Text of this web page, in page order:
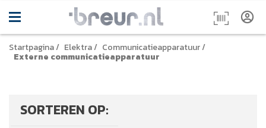
Startpagina/ Elektra/ Communicatieapparatuur/
Externe communicatieapparatuur
SORTEREN OP: